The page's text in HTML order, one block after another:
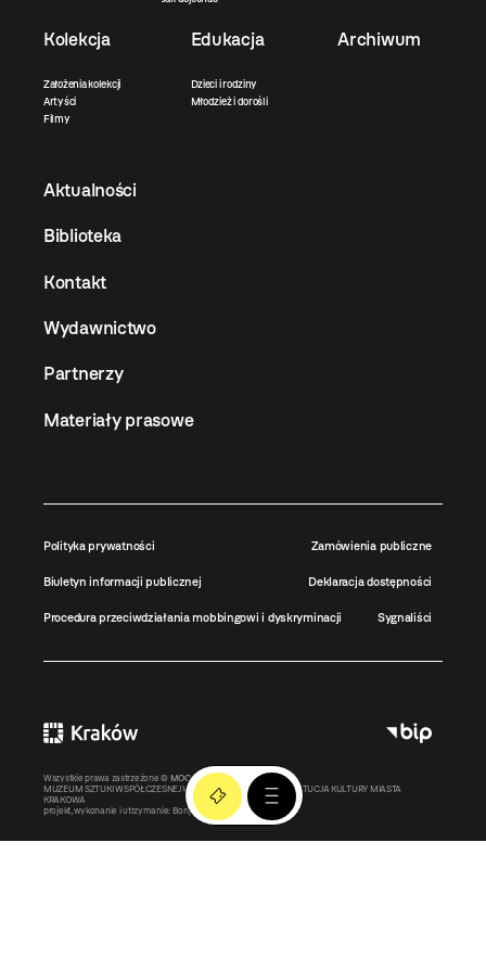
Kolekcja
Założenia kolekcji
Artyści
Filmy
Edukacja
Dzieci i rodziny
Młodzież i dorośli
Archiwum
Aktualności
Biblioteka
Kontakt
Wydawnictwo
Partnerzy
Materiały prasowe
Polityka prywatności Zamówienia publiczne
Biuletyn informacji publicznej Deklaracja dostępności
Procedura przeciwdziałania mobbingowi i dyskryminacji Sygnaliści
Wszystkie prawa zastrzeżone © MOCAK2011-2026
MUZEUM SZTUKI WSPÓŁCZESNEJ W KRAKOWIE MOCAK – INSTYTUCJA KULTURY MIASTA
KRAKOWA
projekt, wykonanie i utrzymanie: Bonjour.pl